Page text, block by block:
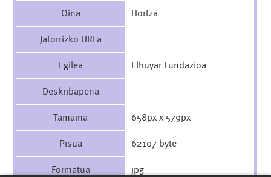
Oina Hortza
Jatorrizko URLa
Egilea Elhuyar Fundazioa
Deskribapena
Tamaina 658px x 579px
Pisua 62107 byte
Formatua jpg